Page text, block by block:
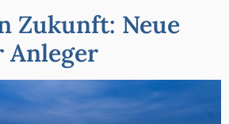
Zukunft: Neue
Anleger